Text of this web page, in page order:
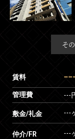
そ
賃料
管理費 ---
敷金/礼金 ---
仲介/FR ---